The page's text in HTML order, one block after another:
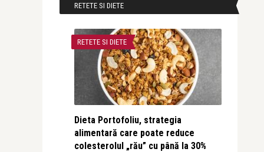
RETETE SI DIETE
RETETE SI DIETE
Dieta Portofoliu, strategia
alimentară care poate reduce
colesterolul „rău” cu până la 30%